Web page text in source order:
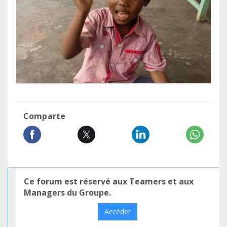
Comparte
Ce forum est réservé aux Teamers et aux
Managers du Groupe.
Accéder